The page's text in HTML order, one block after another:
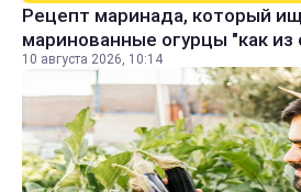
Рецепт маринада, который
маринованные огурцы "как из
10 августа 2026, 10:14